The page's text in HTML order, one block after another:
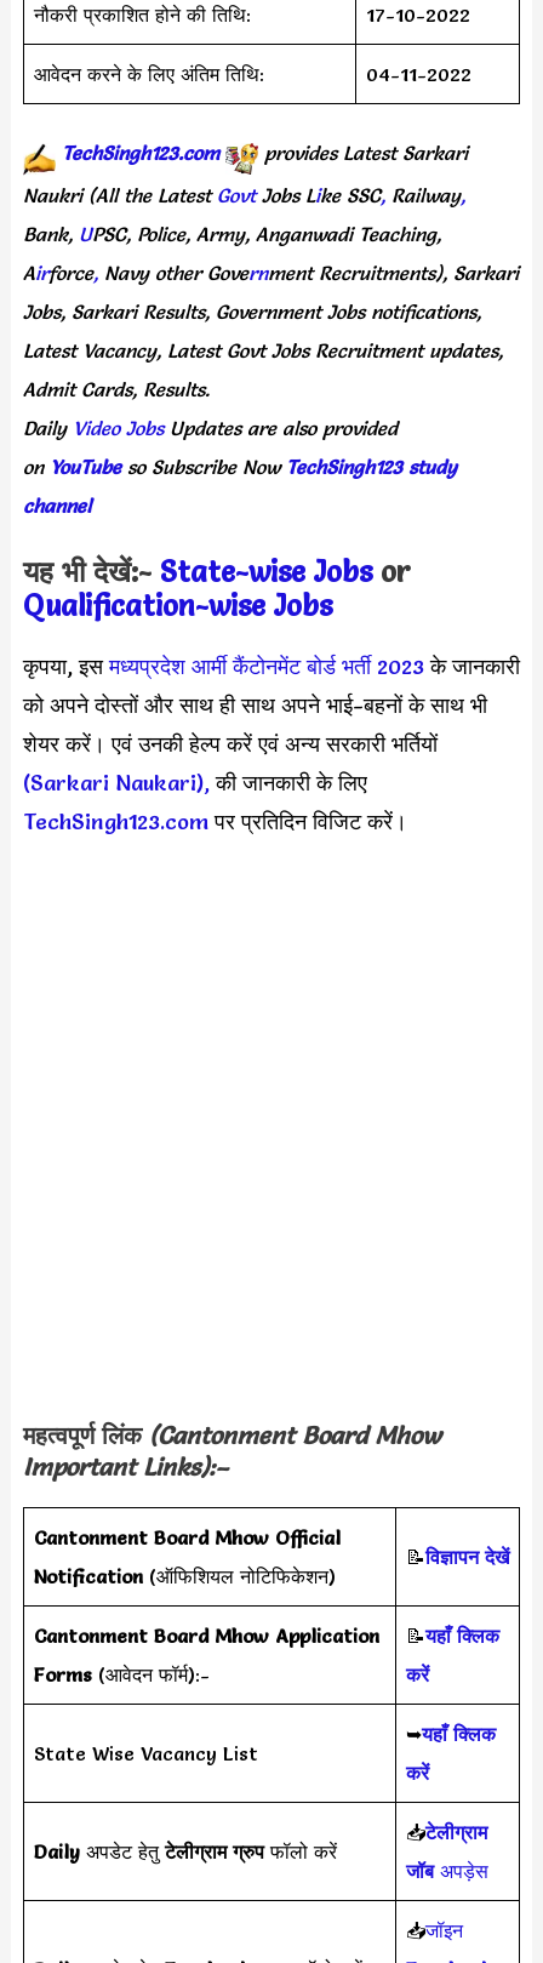
नौकरी प्रकाशित होने की तिथि: 17-10-2022
आवेदन करने के लिए अंतिम तिथि: 04-11-2022
TechSingh123.com provides Latest Sarkari
Naukri (All the Latest Govt Jobs Like SSC, Railway,
Bank, UPSC, Police, Army, Anganwadi Teaching,
Airforce, Navy other Government Recruitments), Sarkari
Jobs, Sarkari Results, Government Jobs notifications,
Latest Vacancy, Latest Govt Jobs Recruitment updates,
Admit Cards, Results.
Daily Video JobsUpdates are also provided
on YouTubeso Subscribe Now TechSingh123 study
channel
यह भी देखें:- State-wise Jobs or
Qualification-wise Jobs
कृपया, इसमध्यप्रदेश आर्मी कैंटोनमेंट बोर्ड भर्ती 2023के जानकारी
को अपने दोस्तों और साथ ही साथ अपने भाई-बहनों के साथ भी
शेयर करें। एवं उनकी हेल्प करें एवं अन्य सरकारी भर्तियों
(Sarkari Naukari),की जानकारी के लिए
TechSingh123.comपर प्रतिदिन विजिट करें।
महत्वपूर्ण लिंक (Cantonment Board Mhow
Important Links):–
Cantonment Board Mhow Official
Notification (ऑफिशियल नोटिफिकेशन)
📝विज्ञापन देखें
Cantonment Board Mhow Application
Forms (आवेदन फॉर्म):-
📝यहाँ क्लिक
करें
State Wise Vacancy List
➥यहाँ क्लिक
करें
Daily अपडेट हेतुटेलीग्राम ग्रुपफॉलो करें
📥टेलीग्राम
जॉबअपड़ेस
📥जॉइन